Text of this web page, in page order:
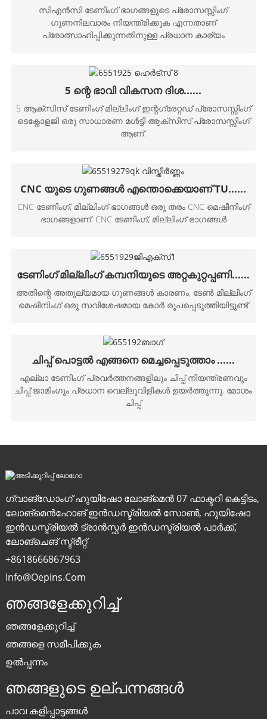
സി‌എൻ‌സി ടേണിംഗ് ഭാഗങ്ങളുടെ പ്രോസസ്സിംഗ്
ഗുണനിലവാരം നിയന്ത്രിക്കുക എന്നതാണ്
പ്രോത്സാഹിപ്പിക്കുന്നതിനുള്ള പ്രധാന കാര്യം
5 ന്റെ ഭാവി വികസന ദിശ......
5 ആക്സിസ് ടേണിംഗ് മില്ലിംഗ് ഇന്റഗ്രേറ്റഡ് പ്രോസസ്സിംഗ്
ടെക്നോളജി ഒരു സാധാരണ മൾട്ടി ആക്സിസ് പ്രോസസ്സിംഗ്
ആണ്.
CNC യുടെ ഗുണങ്ങൾ എന്തൊക്കെയാണ് TU......
CNC ടേണിംഗ്, മില്ലിംഗ് ഭാഗങ്ങൾ ഒരു തരം CNC മെഷീനിംഗ്
ഭാഗങ്ങളാണ്. CNC ടേണിംഗ്, മില്ലിംഗ് ഭാഗങ്ങൾ
ടേണിംഗ് മില്ലിംഗ് കമ്പനിയുടെ അറ്റകുറ്റപ്പണി......
അതിന്റെ അതുല്യമായ ഗുണങ്ങൾ കാരണം, ടേൺ മില്ലിംഗ്
മെഷീനിംഗ് ഒരു സവിശേഷമായ കോർ രൂപപ്പെടുത്തിയിട്ടുണ്ട്
ചിപ്പ് പൊട്ടൽ എങ്ങനെ മെച്ചപ്പെടുത്താം ......
എല്ലാ ടേണിംഗ് പ്രവർത്തനങ്ങളിലും ചിപ്പ് നിയന്ത്രണവും
ചിപ്പ് ജാമിംഗും പ്രധാന വെല്ലുവിളികൾ ഉയർത്തുന്നു. മോശം
ചിപ്പ്
ഗ്വാങ്‌ഡോംഗ് ഹുയിഷോ ലോങ്‌മെൻ 07 ഫാക്ടറി കെട്ടിടം,
ലോങ്‌മെൻഹോങ് ഇൻഡസ്ട്രിയൽ സോൺ, ഹുയിഷോ
ഇൻഡസ്ട്രിയൽ ട്രാൻസ്ഫർ ഇൻഡസ്ട്രിയൽ പാർക്ക്,
ലോങ്‌ചെങ് സ്ട്രീറ്റ്
+8618666867963
Info@oepins.com
ഞങ്ങളേക്കുറിച്ച്
ഞങ്ങളേക്കുറിച്ച്
ഞങ്ങളെ സമീപിക്കുക
ഉൽപ്പന്നം
ഞങ്ങളുടെ ഉല്പന്നങ്ങൾ
പാവ കളിപ്പാട്ടങ്ങൾ